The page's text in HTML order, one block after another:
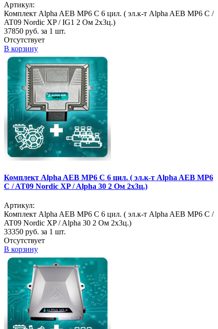
Артикул:
Комплект Alpha AEB MP6 C 6 цил. ( эл.к-т Alpha AEB MP6 C /
AT09 Nordic XP / IG1 2 Ом 2х3ц.)
37850 руб. за 1 шт.
Отсутствует
В корзину
Комплект Alpha AEB MP6 C 6 цил. ( эл.к-т Alpha AEB MP6
C / AT09 Nordic XP / Alpha 30 2 Ом 2х3ц.)
Артикул:
Комплект Alpha AEB MP6 C 6 цил. ( эл.к-т Alpha AEB MP6 C /
AT09 Nordic XP / Alpha 30 2 Ом 2х3ц.)
33350 руб. за 1 шт.
Отсутствует
В корзину